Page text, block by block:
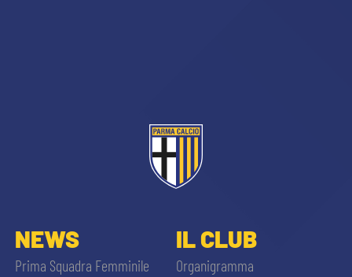
NEWS
Prima Squadra Femminile
IL CLUB
Organigramma